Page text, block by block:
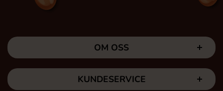
OM OSS
KUNDESERVICE